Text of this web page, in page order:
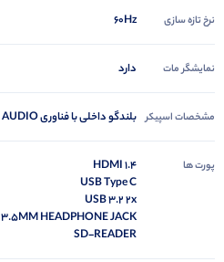
نرخ تازه سازی 60Hz
نمایشگر مات دارد
مشخصات اسپیکر بلندگو داخلی با فناوری DOLBY AUDIO و MICROPHONE ARRAY
پورت ها
HDMI 1.4
USB Type C
USB 3.2 2x
3.5MM HEADPHONE JACK
SD-READER